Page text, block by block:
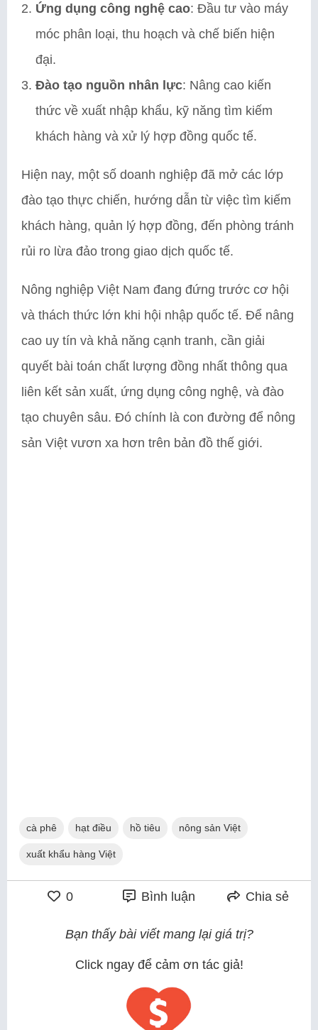
Ứng dụng công nghệ cao: Đầu tư vào máy
móc phân loại, thu hoạch và chế biến hiện
đại.
Đào tạo nguồn nhân lực: Nâng cao kiến
thức về xuất nhập khẩu, kỹ năng tìm kiếm
khách hàng và xử lý hợp đồng quốc tế.
Hiện nay, một số doanh nghiệp đã mở các lớp
đào tạo thực chiến, hướng dẫn từ việc tìm kiếm
khách hàng, quản lý hợp đồng, đến phòng tránh
rủi ro lừa đảo trong giao dịch quốc tế.
Nông nghiệp Việt Nam đang đứng trước cơ hội
và thách thức lớn khi hội nhập quốc tế. Để nâng
cao uy tín và khả năng cạnh tranh, cần giải
quyết bài toán chất lượng đồng nhất thông qua
liên kết sản xuất, ứng dụng công nghệ, và đào
tạo chuyên sâu. Đó chính là con đường để nông
sản Việt vươn xa hơn trên bản đồ thế giới.
cà phê hạt điều hồ tiêu nông sản Việt
xuất khẩu hàng Việt
0 Bình luận Chia sẻ
Bạn thấy bài viết mang lại giá trị?
Click ngay để cảm ơn tác giả!